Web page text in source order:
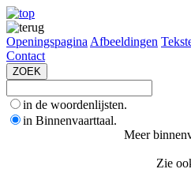
Openingspagina Afbeeldingen
Contact
in de woordenlijsten.
in Binnenvaarttaal.
Meer
Zie